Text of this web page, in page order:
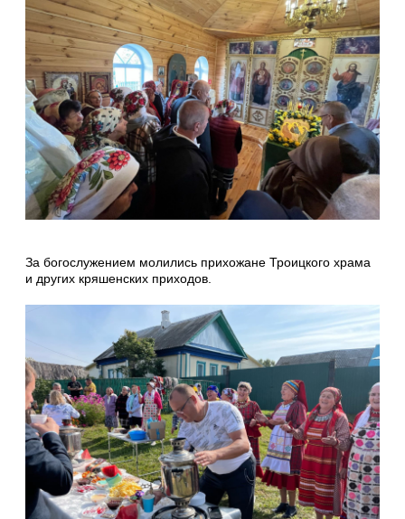
За богослужением молились прихожане Троицкого храма
и других кряшенских приходов.